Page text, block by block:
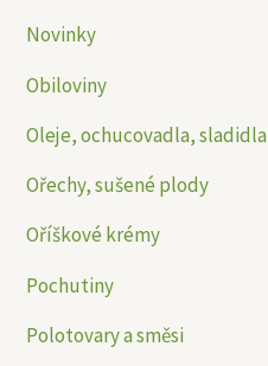
Novinky
Obiloviny
Oleje, ochucovadla, sladidla
Ořechy, sušené plody
Oříškové krémy
Pochutiny
Polotovary a směsi